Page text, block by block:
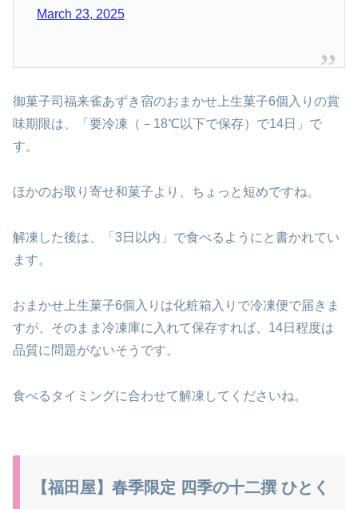
March 23, 2025
御菓子司福来雀あずき宿のおまかせ上生菓子6個入りの賞
味期限は、「要冷凍（－18℃以下で保存）で14日」で
す。
ほかのお取り寄せ和菓子より、ちょっと短めですね。
解凍した後は、「3日以内」で食べるようにと書かれてい
ます。
おまかせ上生菓子6個入りは化粧箱入りで冷凍便で届きま
すが、そのまま冷凍庫に入れて保存すれば、14日程度は
品質に問題がないそうです。
食べるタイミングに合わせて解凍してくださいね。
【福田屋】春季限定 四季の十二撰 ひとく